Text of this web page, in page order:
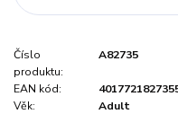
Číslo
produktu:
A82735
EAN kód:
Věk:
Adult